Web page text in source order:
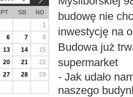
budowę nie
inwestycję na
Budowa już
supermarket
- Jak udało
naszego
PT SB
ND
1
6 7
8
13 14
15
20 21
22
27 28
29